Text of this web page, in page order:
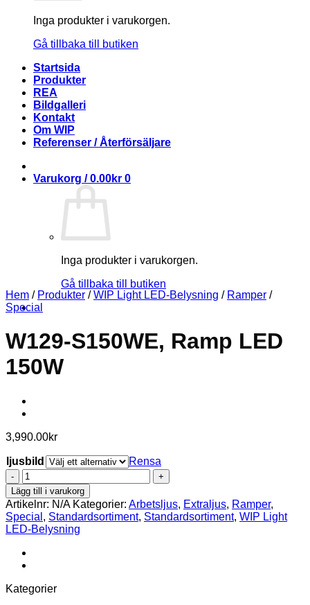
Inga produkter i varukorgen.
Gå tillbaka till butiken
Startsida
Produkter
REA
Bildgalleri
Kontakt
Om WIP
Referenser / Återförsäljare
Varukorg /0.00kr 0
Inga produkter i varukorgen.
Gå tillbaka till butiken
Hem / Produkter / WIP Light LED-Belysning / Ramper /
Special
W129-S150WE, Ramp LED
150W
3,990.00kr
ljusbild
Rensa
W129-
S150WE,
Ramp
LED
150W
mängd
Lägg till i varukorg
Artikelnr: N/A Kategorier: Arbetsljus, Extraljus, Ramper,
Special , Standardsortiment, Standardsortiment, WIP Light
LED-Belysning
Kategorier